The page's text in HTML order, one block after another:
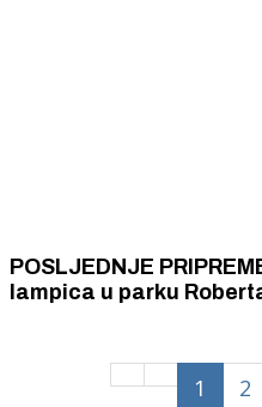
POSLJEDNJE
lampica u parku
1 2